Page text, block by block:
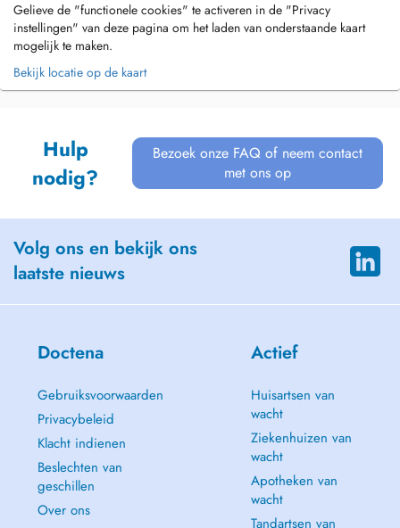
Gelieve de "functionele cookies" te activeren in de "Privacy
instellingen" van deze pagina om het laden van onderstaande kaart
mogelijk te maken.
Bekijk locatie op de kaart
Hulp
nodig?
Bezoek onze FAQ of neem contact
met ons op
Volg ons en bekijk ons
laatste nieuws
Doctena
Gebruiksvoorwaarden
Privacybeleid
Klacht indienen
Beslechten van
geschillen
Over ons
Actief
Huisartsen van
wacht
Ziekenhuizen van
wacht
Apotheken van
wacht
Tandartsen van